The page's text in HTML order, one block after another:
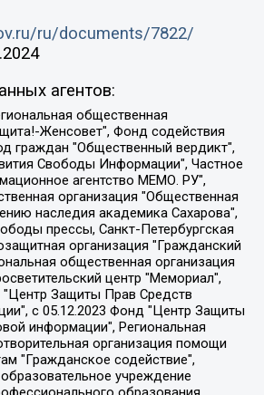
ru/documents/7822/
агентов:
Долинина Ирина Николаевна, Мароховская Алеся Алексеевна, Шлейнов Роман Юрьевич, Шмагун Олеся Валентиновна, Общество с ограниченной ответственностью "Альтаир 2021", Общество с ограниченной ответственностью "Вега 2021", Общество с ограниченной ответственностью "Главный редактор 2021", Общество с ограниченной ответственностью "Ромашки монолит", Важенков Артем Валерьевич, Ивановская областная общественная организация "Центр гендерных исследований", Гурман Юрий Альбертович, Медиапроект "ОВД-Инфо", Егоров Владимир Владимирович, Жилинский Владимир Александрович, Общество с ограниченной ответственностью "ЗП", Иванова София Юрьевна, Карезина Инна Павловна, Кильтау Екатерина Викторовна, Петров Алексей Викторович, Пискунов Сергей Евгеньевич, Смирнов Сергей Сергеевич, Тихонов Михаил Сергеевич, Общество с ограниченной ответственностью "ЖУРНАЛИСТ-ИНОСТРАННЫЙ АГЕНТ", Арапова Галина Юрьевна, Вольтская Татьяна Анатольевна, Американская компания "Mason G.E.S. Anonymous Foundation" (США), являющаяся владельцем интернет-издания https://mnews.world/, Компания "Stichting Bellingcat", зарегистрированная в Нидерландах (дата регистрации 11.07.2018), Захаров Андрей Вячеславович, Клепиковская Екатерина Дмитриевна, Общество с ограниченной ответственностью "МЕМО", Перл Роман Александрович, Симонов Евгений Алексеевич, Соловьева Елена Анатольевна, Сотников Даниил Владимирович, Сурначева Елизавета Дмитриевна, Автономная некоммерческая организация по защите прав человека и информированию населения "Якутия – Наше Мнение", Общество с ограниченной ответственностью "Москоу диджитал медиа", с 26.01.2023 Общество с ограниченной ответственностью "Чайка Белые сады", Ветошкина Валерия Валерьевна, Заговора Максим Александрович, Межрегиональное общественное движение "Российская ЛГБТ - сеть", Оленичев Максим Владимирович, Павлов Иван Юрьевич, Скворцова Елена Сергеевна, Общество с ограниченной ответственностью "Как бы инагент", Кочетков Игорь Викторович, Общество с ограниченной ответственностью "Честные выборы", Еланчик Олег Александрович, Общество с ограниченной ответственностью "Нобелевский призыв", Гималова Регина Эмилевна, Григорьев Андрей Валерьевич, Григорьева Алина Александровна, Ассоциация по содействию защите прав призывников, альтернативнослужащих и военнослужащих "Правозащитная группа "Гражданин.Армия.Право", Хисамова Регина Фаритовна, Автономная некоммерческая организация по реализации социально-правовых программ "Лилит", Дальневосточное общественное движение "Маяк", Санкт-Петербургская ЛГБТ-инициативная группа "Выход", Инициативная группа ЛГБТ+ "Реверс", Алексеев Андрей Викторович, Бекбулатова Таисия Львовна, Беляев Иван Михайлович, Владыкина Елена Сергеевна, Гельман Марат Александрович, Никульшина Вероника Юрьевна, Толоконникова Надежда Андреевна, Шендерович Виктор Анатольевич, Общество с ограниченной ответственностью "Данное сообщение", Общество с ограниченной ответственностью Издательский дом "Новая глава", Айнбиндер Александра Александровна, Московский комьюнити-центр для ЛГБТ+инициатив, Благотворительный фонд развития филантропии, Deutsche Welle (Германия, Kurt-Schumacher-Strasse 3, 53113 Bonn), Борзунова Мария Михайловна, Воробьев Виктор Викторович, Голубева Анна Львовна, Константинова Алла Михайловна, Малкова Ирина Владимировна, Мурадов Мурад Абдулгалимович, Осетинская Елизавета Николаевна, Понасенков Евгений Николаевич, Ганапольский Матвей Юрьевич, Киселев Евгений Алексеевич, Борухович Ирина Григорьевна, Дремин Иван Тимофеевич, Дубровский Дмитрий Викторович, Красноярская региональная общественная организация поддержки и развития альтернативных образовательных технологий и межкультурных коммуникаций "ИНТЕРРА", Маяковская Екатерина Алексеевна, Фейгин Марк Захарович, Филимонов Андрей Викторович, Дзугкоева Регина Николаевна, Доброхотов Роман Александрович, Дудь Юрий Александрович, Елкин Сергей Владимирович, Кругликов Кирилл Игоревич, Сабунаева Мария Леонидовна, Семенов Алексей Владимирович, Шаинян Карен Багратович, Шульман Екатерина Михайловна, Асафьев Артур Валерьевич, Вахштайн Виктор Семенович, Венедиктов Алексей Алексеевич, Лушникова Екатерина Евгеньевна, Волков Леонид Михайлович, Невзоров Александр Глебович, Пархоменко Сергей Борисович, Сироткин Ярослав Николаевич, Кара-Мурза Владимир Владимирович, Баранова Наталья Владимировна, Гозман Леонид Яковлевич, Кагарлицкий Борис Юльевич, Климарев Михаил Валерьевич, Милов Владимир Станиславович, Автономная некоммерческая организация Краснодарский центр современного искусства "Типография", Моргенштерн Алишер Тагирович, Соболь Любовь Эдуардовна, Общество с ограниченной ответственностью "ЛИЗА НОРМ", Каспаров Гарри Кимович, Ходорковский Михаил Борисович, Общество с ограниченной ответственностью "Апрельские тезисы", Данилович Ирина Брониславовна, Кашин Олег Владимирович, Петров Николай Владимирович, Пивоваров Алексей Владимирович, Соколов Михаил Владимирович, Цветкова Юлия Владимировна, Чичваркин Евгений Александрович, Комитет против пыток/Команда против пыток, Общество с ограниченной ответственностью "Первый научный", Общество с ограниченной ответственностью "Вертолет и ко", Белоцерковская Вероника Борисовна, Кац Максим Евгеньевич, Лазарева Татьяна Юрьевна, Шаведдинов Руслан Табризович, Яшин Илья Валерьевич, Общество с ограниченной ответственностью "Иноагент ААВ", Алешковский Дмитрий Петрович, Альбац Евгения Марковна, Быков Дмитрий Львович, Галямина Юлия Евгеньевна, Лойко Сергей Леонидович, Мартынов Кирилл Константинович, Медведев Сергей Александрович, Крашенинников Федор Геннадиевич, Гордеева Катерина Вл